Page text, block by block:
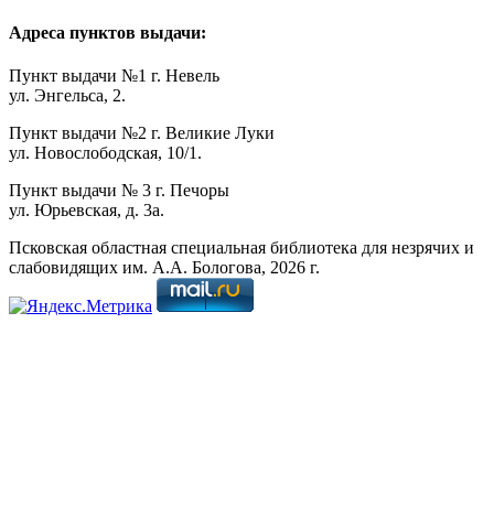
Адреса пунктов выдачи:
Пункт выдачи №1 г. Невель
ул. Энгельса, 2.
Пункт выдачи №2 г. Великие Луки
ул. Новослободская, 10/1.
Пункт выдачи № 3 г. Печоры
ул. Юрьевская, д. 3а.
Псковская областная специальная библиотека для незрячих и
слабовидящих им. А.А. Бологова, 2026 г.